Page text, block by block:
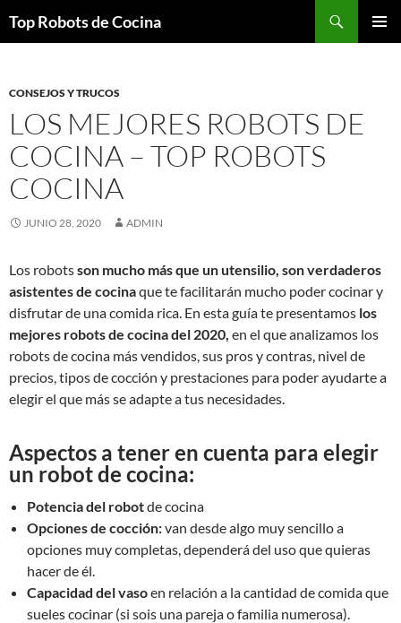
Top Robots de Cocina
CONSEJOS Y TRUCOS
LOS MEJORES ROBOTS DE
COCINA – TOP ROBOTS
COCINA
JUNIO 28, 2020 ADMIN
Los robotsson mucho más que un utensilio, son verdaderos
asistentes de cocinaque te facilitarán mucho poder cocinar y
disfrutar de una comida rica. En esta guía te presentamos los
mejores robots de cocina del 2020, en el que analizamos los
robots de cocina más vendidos, sus pros y contras, nivel de
precios, tipos de cocción y prestaciones para poder ayudarte a
elegir el que más se adapte a tus necesidades.
Aspectos a tener en cuenta para elegir
un robot de cocina:
Potencia del robotde cocina
Opciones de cocción:van desde algo muy sencillo a
opciones muy completas, dependerá del uso que quieras
hacer de él.
Capacidad del vasoen relación a la cantidad de comida que
sueles cocinar (si sois una pareja o familia numerosa).